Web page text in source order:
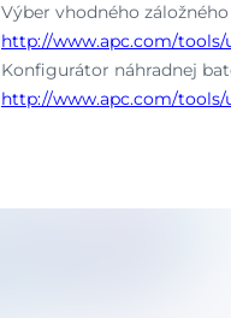
Výber vhodného
http://www.apc.com/tools/
Konfigurátor náhradnej
http://www.apc.com/tools/